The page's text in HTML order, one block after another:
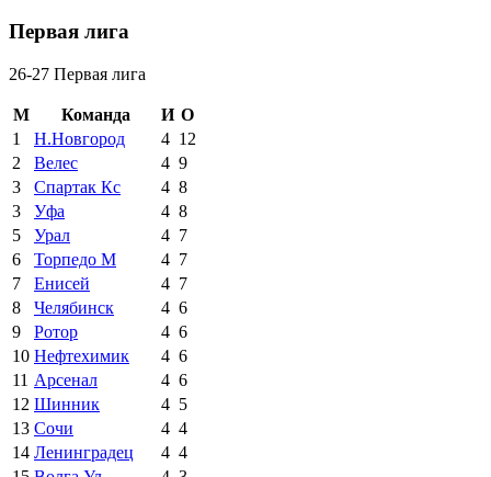
Первая лига
26-27 Первая лига
М Команда И О
1
Н.Новгород 4 12
2
Велес 4 9
3
Спартак Кс 4 8
3
Уфа 4 8
5
Урал 4 7
6
Торпедо М 4 7
7
Енисей 4 7
8
Челябинск 4 6
9
Ротор 4 6
10 Нефтехимик 4 6
11 Арсенал 4 6
12 Шинник 4 5
13 Сочи 4 4
14 Ленинградец 4 4